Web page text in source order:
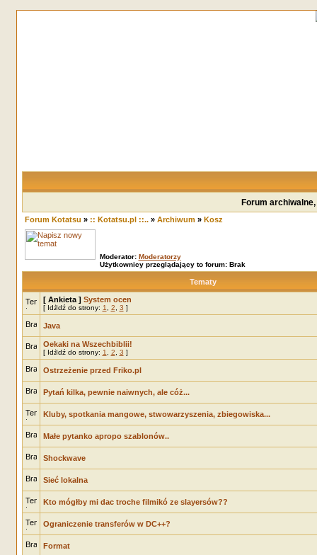
Forum
Forum Kotatsu » :: Kotatsu.pl ::..» Archiwum» Kosz
Moderator: Moderatorzy
Użytkownicy przeglądający to forum: Brak
Tematy
[ Ankieta ] System ocen
[ Idź do strony: 1 2 3 ]
Java
Oekaki na Wszechbiblii!
[ Idź do strony: 1 2 3 ]
Ostrzeżenie przed Friko.pl
Pytań kilka, pewnie naiwnych, ale cóż...
Kluby, spotkania mangowe, stwowarzyszenia, zbiegowiska...
Małe pytanko apropo szablonów..
Shockwave
Sieć lokalna
Kto mógłby mi dac troche filmikó ze slayersów??
Ograniczenie transferów w DC++?
Format